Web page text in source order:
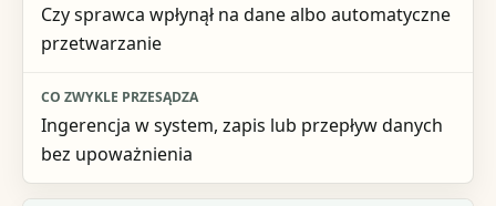
Co zwykle przesądza
Czy sprawca wpłynął na dane albo automatyczne
przetwarzanie
Ingerencja w system, zapis lub przepływ danych
bez upoważnienia